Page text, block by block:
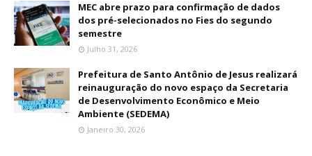
MEC abre prazo para confirmação de dados
dos pré-selecionados no Fies do segundo
semestre
Julho 31, 2026
Prefeitura de Santo Antônio de Jesus realizará
reinauguração do novo espaço da Secretaria
de Desenvolvimento Econômico e Meio
Ambiente (SEDEMA)
Janeiro 30, 2026